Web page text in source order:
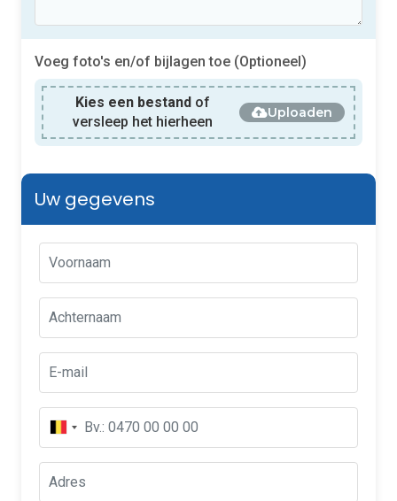
Voeg foto's en/of bijlagen toe (Optioneel)
Kies een bestand of
versleep het hierheen
Uploaden
Uw gegevens